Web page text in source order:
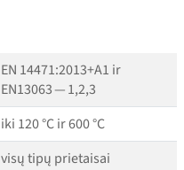
EN 14471:2013+A1 ir
EN13063 — 1,2,3
iki 120 °C ir 600 °C
visų tipų prietaisai